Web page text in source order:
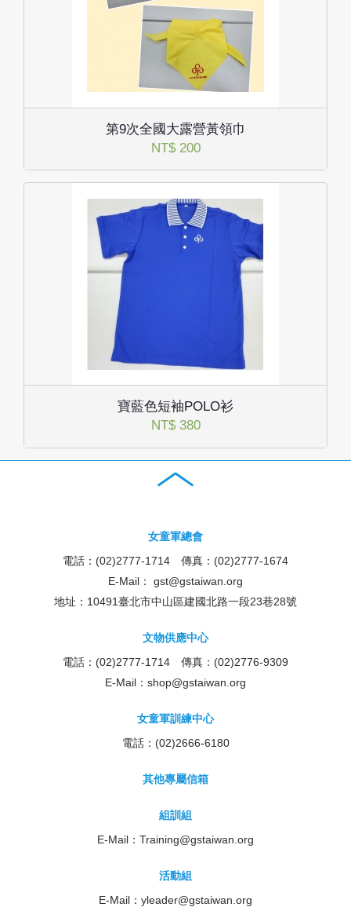
第9次全國大露營黃領巾
NT$ 200
寶藍色短袖POLO衫
NT$ 380
女童軍總會
電話：(02)2777-1714 傳真：(02)2777-1674
E-Mail： gst@gstaiwan.org
地址：10491臺北市中山區建國北路一段23巷28號
文物供應中心
電話：(02)2777-1714 傳真：(02)2776-9309
E-Mail： shop@gstaiwan.org
女童軍訓練中心
電話：(02)2666-6180
其他專屬信箱
組訓組
E-Mail： Training@gstaiwan.org
活動組
E-Mail： yleader@gstaiwan.org